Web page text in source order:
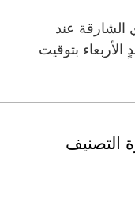
الشارقة عند
بتوقيت
التصنيف